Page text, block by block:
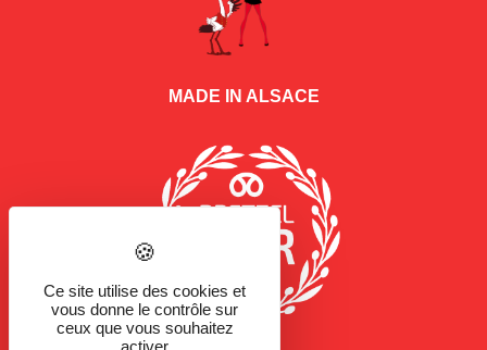
MADE IN ALSACE
Ce site utilise des cookies et
vous donne le contrôle sur
ceux que vous souhaitez
activer